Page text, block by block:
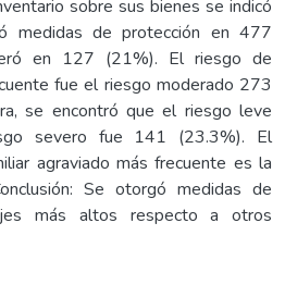
sobre sus bienes se indicó
medidas de protección en 477
en 127 (21%). El riesgo de
fue el riesgo moderado 273
se encontró que el riesgo leve
severo fue 141 (23.3%). El
agraviado más frecuente es la
Se otorgó medidas de
más altos respecto a otros